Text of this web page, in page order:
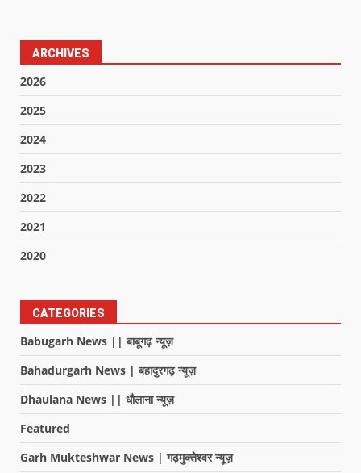
ARCHIVES
2026
2025
2024
2023
2022
2021
2020
CATEGORIES
Babugarh News || बाबूगढ़ न्यूज़
Bahadurgarh News | बहादुरगढ़ न्यूज़
Dhaulana News || धौलाना न्यूज़
Featured
Garh Mukteshwar News | गढ़मुक्तेश्वर न्यूज़